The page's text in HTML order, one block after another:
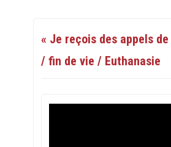
« Je reçois des appels
/ fin de vie / Euthanasie